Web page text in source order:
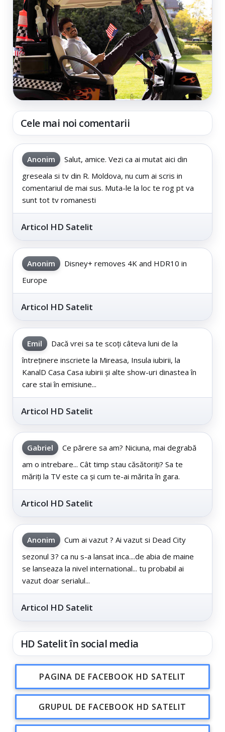
Cele mai noi comentarii
Anonim
Salut, amice. Vezi ca ai mutat aici din
greseala si tv din R. Moldova, nu cum ai scris in
comentariul de mai sus. Muta-le la loc te rog pt va
sunt tot tv romanesti
Articol HD Satelit
Anonim
Disney+ removes 4K and HDR10 in
Europe
Articol HD Satelit
Emil
Dacă vrei sa te scoți câteva luni de la
întreținere inscriete la Mireasa, Insula iubirii, la
KanalD Casa Casa iubirii și alte show-uri dinastea în
care stai în emisiune...
Articol HD Satelit
Gabriel
Ce părere sa am? Niciuna, mai degrabă
am o intrebare... Cât timp stau căsătoriți? Sa te
măriți la TV este ca și cum te-ai mărita în gara.
Articol HD Satelit
Anonim
Cum ai vazut ? Ai vazut si Dead City
sezonul 3? ca nu s-a lansat inca....de abia de maine
se lanseaza la nivel international... tu probabil ai
vazut doar serialul...
Articol HD Satelit
HD Satelit în social media
PAGINA DE FACEBOOK HD SATELIT
GRUPUL DE FACEBOOK HD SATELIT